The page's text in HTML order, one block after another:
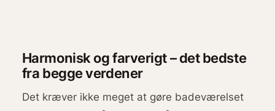
Harmonisk og farverigt – det bedste
fra begge verdener
Det kræver ikke meget at gøre badeværelset